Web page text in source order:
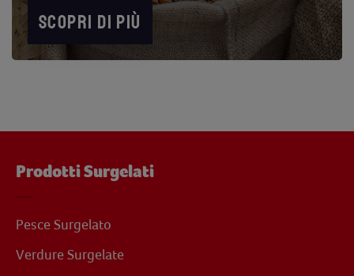
SCOPRI DI PIÙ
Prodotti Surgelati
Pesce Surgelato
Verdure Surgelate